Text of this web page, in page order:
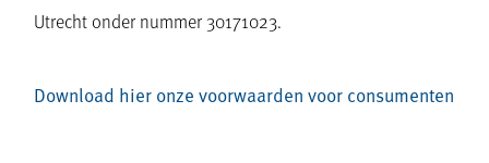
Utrecht onder nummer 30171023.
Download hier onze voorwaarden voor consumenten